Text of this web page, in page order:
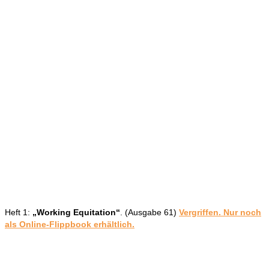
Heft 1: „Working Equitation“ . (Ausgabe 61) Vergriffen. Nur noch
als Online-Flippbook erhältlich.